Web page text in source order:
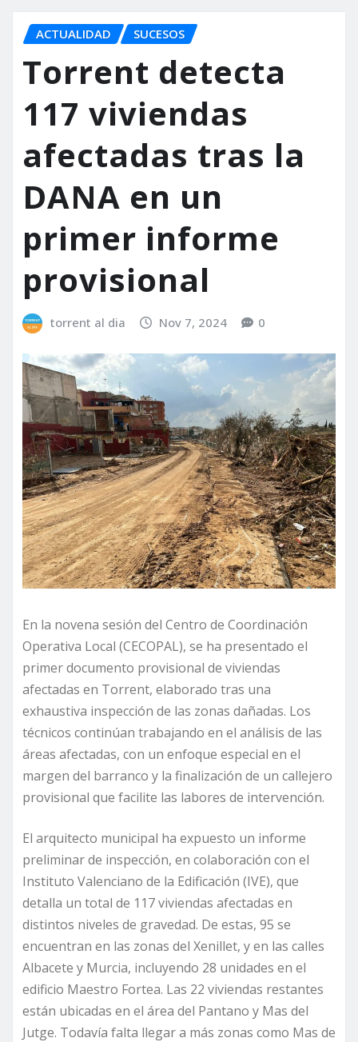
ACTUALIDAD SUCESOS
Torrent detecta
117 viviendas
afectadas tras la
DANA en un
primer informe
provisional
torrent al dia Nov 7, 2024 0
En la novena sesión del Centro de Coordinación
Operativa Local (CECOPAL), se ha presentado el
primer documento provisional de viviendas
afectadas en Torrent, elaborado tras una
exhaustiva inspección de las zonas dañadas. Los
técnicos continúan trabajando en el análisis de las
áreas afectadas, con un enfoque especial en el
margen del barranco y la finalización de un callejero
provisional que facilite las labores de intervención.
El arquitecto municipal ha expuesto un informe
preliminar de inspección, en colaboración con el
Instituto Valenciano de la Edificación (IVE), que
detalla un total de 117 viviendas afectadas en
distintos niveles de gravedad. De estas, 95 se
encuentran en las zonas del Xenillet, y en las calles
Albacete y Murcia, incluyendo 28 unidades en el
edificio Maestro Fortea. Las 22 viviendas restantes
están ubicadas en el área del Pantano y Mas del
Jutge. Todavía falta llegar a más zonas como Mas de